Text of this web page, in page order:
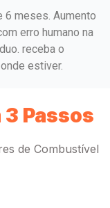
6 meses. Aumento
erro humano na
receba o
estiver.
3 Passos
de Combustível